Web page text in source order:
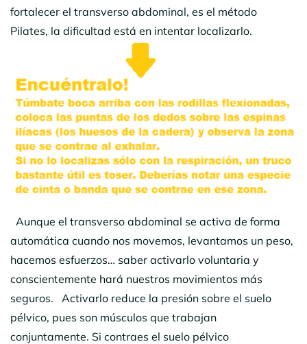
fortalecer el transverso abdominal, es el método
Pilates, la dificultad está en intentar localizarlo.
Aunque el transverso abdominal se activa de forma
automática cuando nos movemos, levantamos un peso,
hacemos esfuerzos… saber activarlo voluntaria y
conscientemente hará nuestros movimientos más
seguros. Activarlo reduce la presión sobre el suelo
pélvico, pues son músculos que trabajan
conjuntamente. Si contraes el suelo pélvico